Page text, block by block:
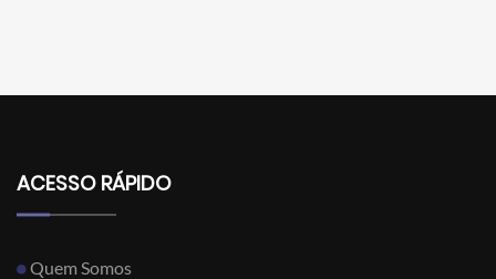
ACESSO RÁPIDO
Quem Somos